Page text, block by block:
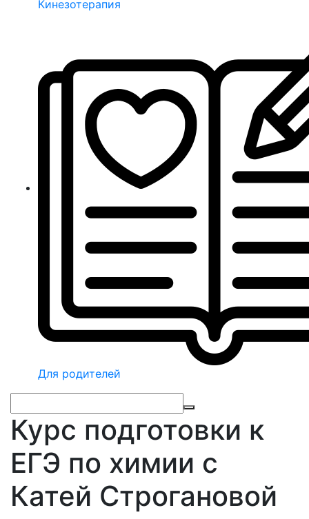
Кинезотерапия
Для родителей
Курс подготовки к
ЕГЭ по химии с
Катей Строгановой